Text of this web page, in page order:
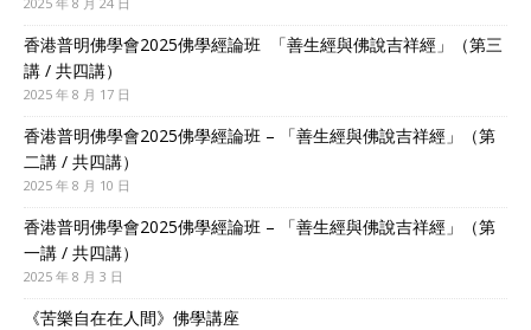
香港普明佛學會2025佛學經論班 「善生經與佛說吉祥經」（第三
講 / 共四講）
2025 年 8 月 17 日
香港普明佛學會2025佛學經論班 – 「善生經與佛說吉祥經」（第
二講 / 共四講）
2025 年 8 月 10 日
香港普明佛學會2025佛學經論班 – 「善生經與佛說吉祥經」（第
一講 / 共四講）
2025 年 8 月 3 日
《苦樂自在在人間》佛學講座